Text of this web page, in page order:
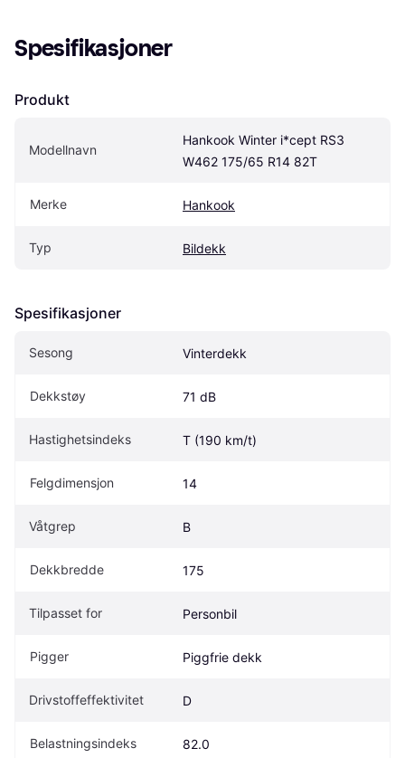
Spesifikasjoner
Produkt
Modellnavn
Hankook Winter i*cept RS3
W462 175/65 R14 82T
Merke Hankook
Typ Bildekk
Spesifikasjoner
Sesong Vinterdekk
Dekkstøy 71 dB
Hastighetsindeks T (190 km/t)
Felgdimensjon 14
Våtgrep B
Dekkbredde 175
Tilpasset for Personbil
Pigger Piggfrie dekk
Drivstoffeffektivitet D
Belastningsindeks 82.0